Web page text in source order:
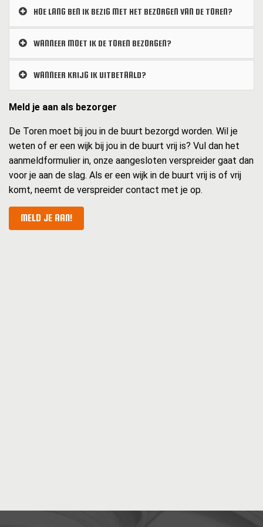
HOE LANG BEN IK BEZIG MET HET BEZORGEN VAN DE TOREN?
WANNEER MOET IK DE TOREN BEZORGEN?
WANNEER KRIJG IK UITBETAALD?
Meld je aan als bezorger
De Toren moet bij jou in de buurt bezorgd worden. Wil je
weten of er een wijk bij jou in de buurt vrij is? Vul dan het
aanmeldformulier in, onze aangesloten verspreider gaat dan
voor je aan de slag. Als er een wijk in de buurt vrij is of vrij
komt, neemt de verspreider contact met je op.
MELD JE AAN!